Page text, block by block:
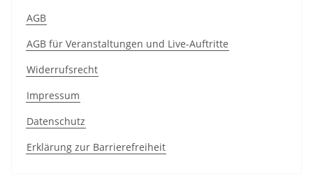
AGB
AGB für Veranstaltungen und Live-Auftritte
Widerrufsrecht
Impressum
Datenschutz
Erklärung zur Barrierefreiheit